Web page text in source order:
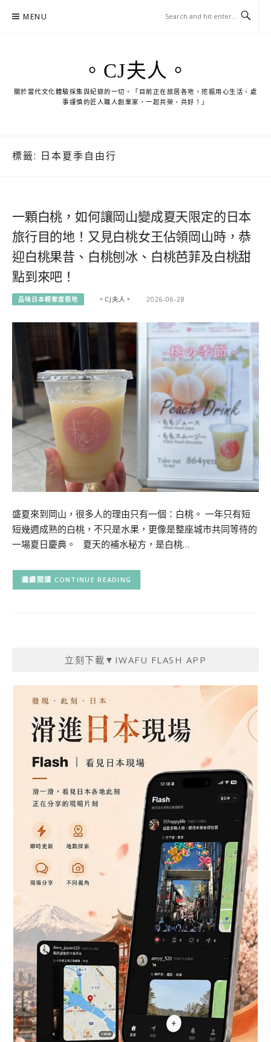
MENU
。CJ夫人。
關於當代文化體驗採集與紀錄的一切。「目前正在旅居各地，挖掘用心生活、處
事謹慎的匠人職人創業家，一起共榮、共好！」
標籤: 日本夏季自由行
一顆白桃，如何讓岡山變成夏天限定的日本
旅行目的地！又見白桃女王佔領岡山時，恭
迎白桃果昔、白桃刨冰、白桃芭菲及白桃甜
點到來吧！
品味日本輕奢度假地 。CJ夫人。 2026-06-28
盛夏來到岡山，很多人的理由只有一個：白桃。 一年只有短
短幾週成熟的白桃，不只是水果，更像是整座城市共同等待的
一場夏日慶典。 夏天的補水秘方，是白桃…
CONTINUE READING
立刻下載▼IWAFU FLASH APP